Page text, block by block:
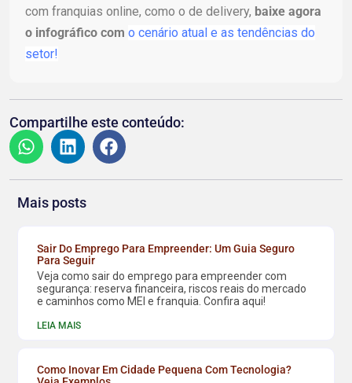
com franquias online, como o de delivery, baixe agora
o infográfico com o cenário atual e as tendências do
setor!
Compartilhe este conteúdo:
Mais posts
Sair Do Emprego Para Empreender: Um Guia Seguro
Para Seguir
Veja como sair do emprego para empreender com
segurança: reserva financeira, riscos reais do mercado
e caminhos como MEI e franquia. Confira aqui!
LEIA MAIS
Como Inovar Em Cidade Pequena Com Tecnologia?